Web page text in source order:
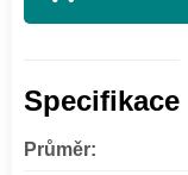
Specifikace
Průměr: